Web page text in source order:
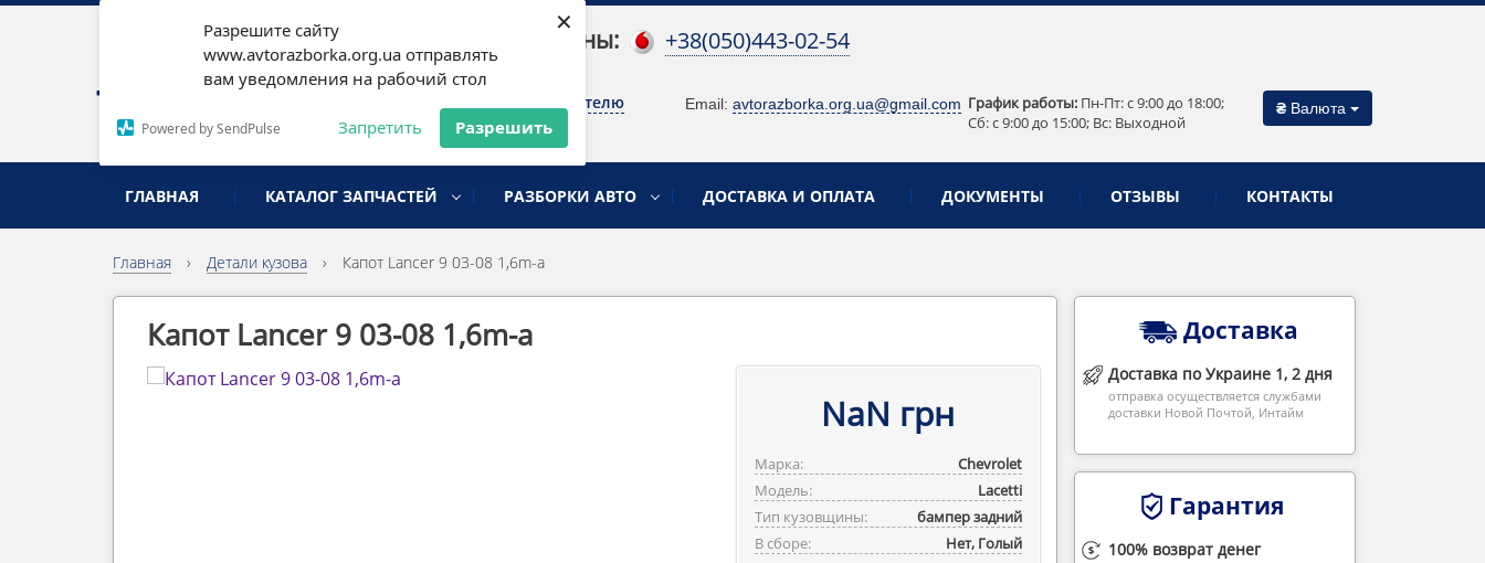
Разрешите сайту
www.avtorazborka.org.ua отправлять
вам уведомления на рабочий стол
Powered by SendPulse Запретить Разрешить
×
разборка иномарок
Наши телефоны: +38(050)443-02-54
Письмо руководителю Email: avtorazborka.org.ua@gmail.com График работы: Пн-Пт: c 9:00 до 18:00;
Сб: c 9:00 до 15:00; Вс: Выходной
₴ Валюта
ГЛАВНАЯ КАТАЛОГ ЗАПЧАСТЕЙ РАЗБОРКИ АВТО ДОСТАВКА И ОПЛАТА ДОКУМЕНТЫ ОТЗЫВЫ КОНТАКТЫ
Главная › Детали кузова › Капот Lancer 9 03-08 1,6m-a
Капот Lancer 9 03-08 1,6m-a
NaN грн
Марка:
Chevrolet
Модель:
Lacetti
Тип кузовщины:
бампер задний
В сборе:
Нет, Голый
Доставка
Доставка по Украине 1, 2 дня
отправка осуществляется службами
доставки Новой Почтой, Интайм
Гарантия
100% возврат денег